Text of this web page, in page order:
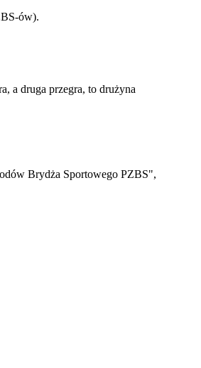
ów).
a druga przegra, to drużyna
Brydża Sportowego PZBS",